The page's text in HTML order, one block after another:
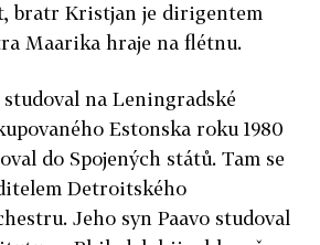
bratr Kristjan je dirigentem
Maarika hraje na flétnu.
studoval na Leningradské
Estonska roku 1980
do Spojených států. Tam se
Detroitského
Jeho syn Paavo studoval